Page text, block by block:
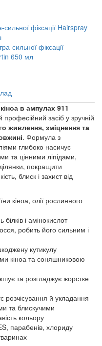
фіксації Hairspray
в ампулах 911
засіб у зручній
живлення, зміцнення та
. Формула з
глибоко насичує
та цінними ліпідами,
покращити
блиск і захист від
кіноа, олії рослинного
і амінокислот
робить його сильним і
кутикулу
кіноа та соняшниковою
та розгладжує жорстке
розчісування й укладання
та блискучими
кольору
парабенів, хлориду